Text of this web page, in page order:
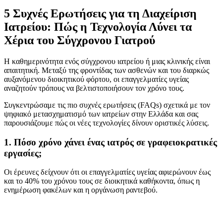
5 Συχνές Ερωτήσεις για τη Διαχείριση
Ιατρείου: Πώς η Τεχνολογία Λύνει τα
Χέρια του Σύγχρονου Γιατρού
Η καθημερινότητα ενός σύγχρονου ιατρείου ή μιας κλινικής είναι
απαιτητική. Μεταξύ της φροντίδας των ασθενών και του διαρκώς
αυξανόμενου διοικητικού φόρτου, οι επαγγελματίες υγείας
αναζητούν τρόπους να βελτιστοποιήσουν τον χρόνο τους.
Συγκεντρώσαμε τις πιο συχνές ερωτήσεις (FAQs) σχετικά με τον
ψηφιακό μετασχηματισμό των ιατρείων στην Ελλάδα και σας
παρουσιάζουμε πώς οι νέες τεχνολογίες δίνουν οριστικές λύσεις.
1. Πόσο χρόνο χάνει ένας ιατρός σε γραφειοκρατικές
εργασίες;
Οι έρευνες δείχνουν ότι οι επαγγελματίες υγείας αφιερώνουν έως
και το 40% του χρόνου τους σε διοικητικά καθήκοντα, όπως η
ενημέρωση φακέλων και η οργάνωση ραντεβού.